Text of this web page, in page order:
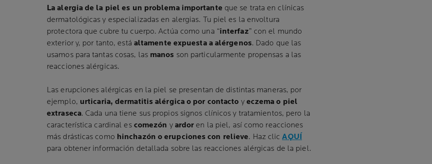
La alergia de la piel es un problema importante que se trata en clínicas
dermatológicas y especializadas en alergias. Tu piel es la envoltura
protectora que cubre tu cuerpo. Actúa como una “interfaz” con el mundo
exterior y, por tanto, está altamente expuesta a alérgenos. Dado que las
usamos para tantas cosas, las manos son particularmente propensas a las
reacciones alérgicas.
Las erupciones alérgicas en la piel se presentan de distintas maneras, por
ejemplo, urticaria, dermatitis alérgica o por contacto y eczema o piel
extraseca. Cada una tiene sus propios signos clínicos y tratamientos, pero la
característica cardinal es comezón y ardor en la piel, así como reacciones
más drásticas como hinchazón o erupciones con relieve. Haz clicAQUÍ
para obtener información detallada sobre las reacciones alérgicas de la piel.